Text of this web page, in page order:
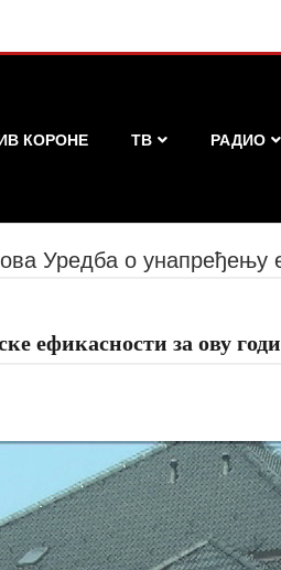
КОРОНЕ ТВ РАДИО
Уредба о унапређењу
ефикасности за ову